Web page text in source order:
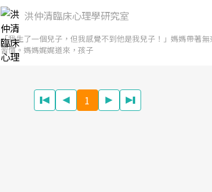
洪仲清臨床心理學研究室
「我生了一個兒子，但我感覺不到他是我兒子！」媽媽帶著
習慣。媽媽娓娓道來，孩子
1